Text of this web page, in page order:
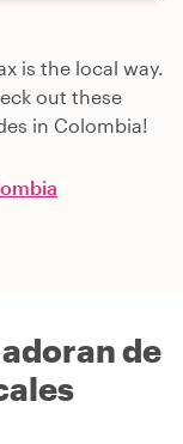
is the local way.
out these
in Colombia!
de